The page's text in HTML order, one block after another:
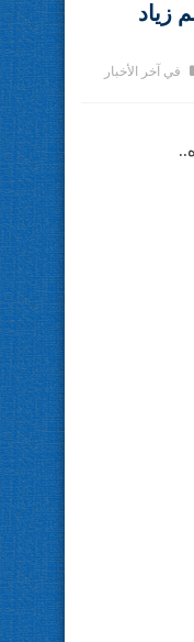
زياد
في آخر الأخبار